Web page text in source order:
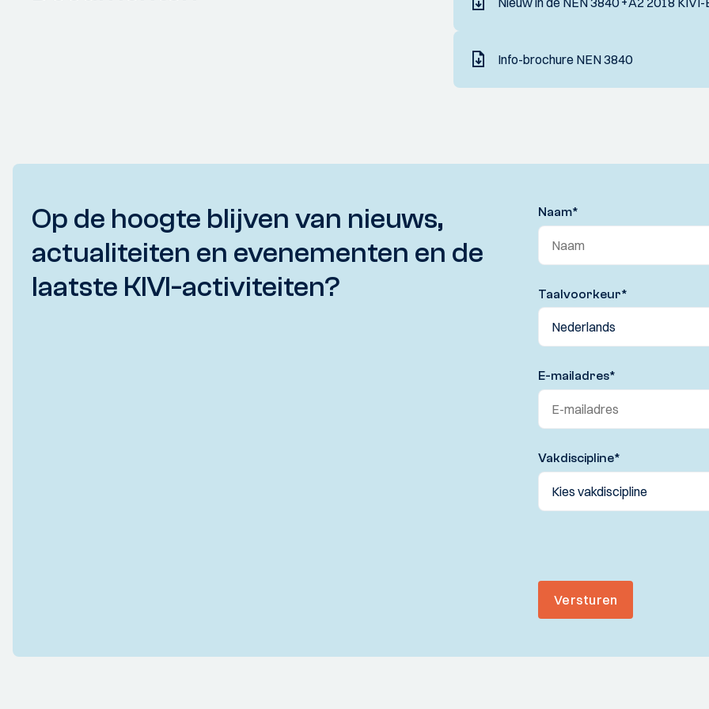
Info-brochure NEN 3840
Op de hoogte blijven van nieuws,
actualiteiten en evenementen en de
laatste KIVI-activiteiten?
Naam*
Taalvoorkeur*
E-mailadres*
Vakdiscipline*
Versturen